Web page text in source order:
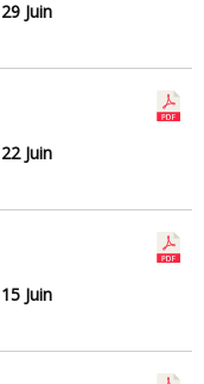
Juin
Juin
Juin